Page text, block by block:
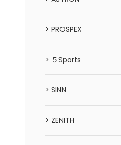
> PROSPEX
> ５Sports
> SINN
> ZENITH